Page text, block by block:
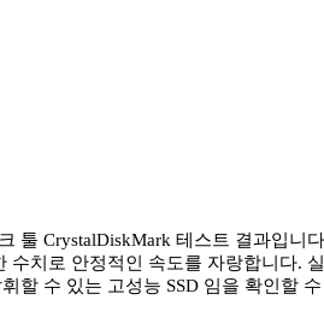
툴 CrystalDiskMark 테스트 결과입니
수치로 안정적인 속도를 자랑합니다.
할 수 있는 고성능 SSD 임을 확인할